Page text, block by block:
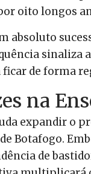
oito longos
absoluto
sinaliza
de forma
na
expandir o
de Botafogo.
de